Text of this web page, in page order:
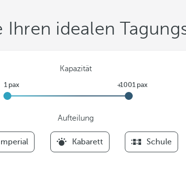
Ihren idealen
Kapazität
Aufteilung
F
Imperial Kabarett Schule